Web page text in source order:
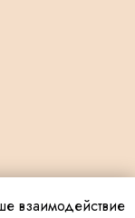
взаимодействие